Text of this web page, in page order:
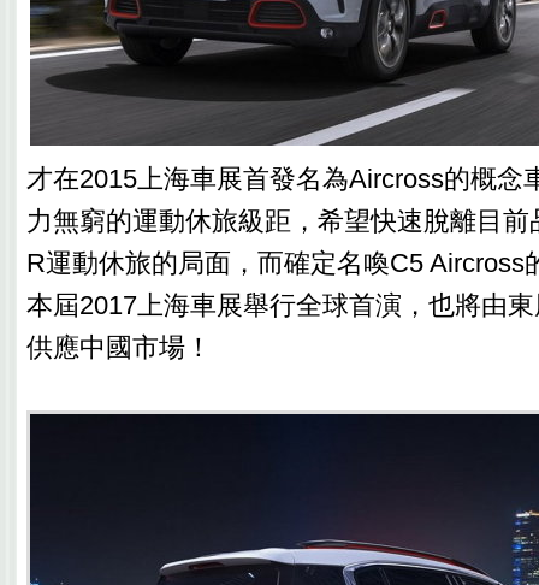
才在2015上海車展首發名為Aircross的概念
力無窮的運動休旅級距，希望快速脫離目
R運動休旅的局面，而確定名喚C5 Aircross
本屆2017上海車展舉行全球首演，也將由
供應中國市場！